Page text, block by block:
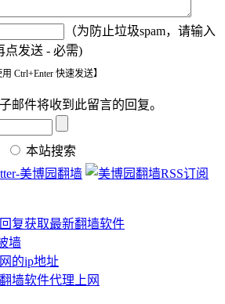
（为防止垃圾spam，请输入
点发送 - 必需)
用 Ctrl+Enter 快速发送】
邮件将收到此留言的回复。
本站搜索
复获取最新翻墙软件
墙
的ip地址
墙软件代理上网